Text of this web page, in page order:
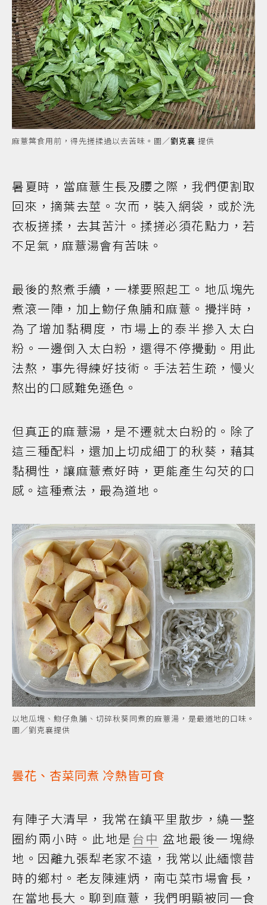
麻薏葉食用前，得先搓揉過以去苦味。圖／劉克襄 提供
暑夏時，當麻薏生長及腰之際，我們便割取
回來，摘葉去莖。次而，裝入網袋，或於洗
衣板搓揉，去其苦汁。揉搓必須花點力，若
不足氣，麻薏湯會有苦味。
最後的熬煮手續，一樣要照起工。地瓜塊先
煮滾一陣，加上魩仔魚脯和麻薏。攪拌時，
為了增加黏稠度，市場上的泰半摻入太白
粉。一邊倒入太白粉，還得不停攪動。用此
法熬，事先得練好技術。手法若生疏，慢火
熬出的口感難免遜色。
但真正的麻薏湯，是不遷就太白粉的。除了
這三種配料，還加上切成細丁的秋葵，藉其
黏稠性，讓麻薏煮好時，更能產生勾芡的口
感。這種煮法，最為道地。
以地瓜塊、魩仔魚脯、切碎秋葵同煮的麻薏湯，是最道地的口味。
圖／劉克襄提供
曇花、杏菜同煮 冷熱皆可食
有陣子大清早，我常在鎮平里散步，繞一整
圈約兩小時。此地是 台中 盆地最後一塊綠
地。因離九張犁老家不遠，我常以此緬懷昔
時的鄉村。老友陳連炳，南屯菜市場會長，
在當地長大。聊到麻薏，我們明顯被同一食